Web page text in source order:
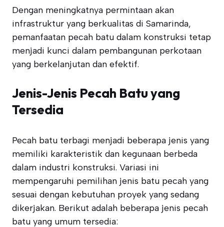
Dengan meningkatnya permintaan akan
infrastruktur yang berkualitas di Samarinda,
pemanfaatan pecah batu dalam konstruksi tetap
menjadi kunci dalam pembangunan perkotaan
yang berkelanjutan dan efektif.
Jenis-Jenis Pecah Batu yang
Tersedia
Pecah batu terbagi menjadi beberapa jenis yang
memiliki karakteristik dan kegunaan berbeda
dalam industri konstruksi. Variasi ini
mempengaruhi pemilihan jenis batu pecah yang
sesuai dengan kebutuhan proyek yang sedang
dikerjakan. Berikut adalah beberapa jenis pecah
batu yang umum tersedia: